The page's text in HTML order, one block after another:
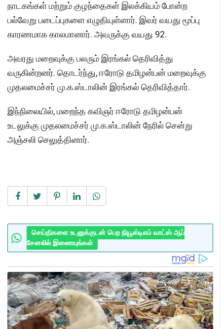
நாடகங்கள் மற்றும் குழந்தைகள் இலக்கியம் போன்ற
பல்வேறு படைப்புகளை எழுதியுள்ளார். இவர் வயது மூப்பு
காரணமாக காலமானார். அவருக்கு வயது 92.
அவரது மறைவுக்கு பலரும் இரங்கல் தெரிவித்து
வருகின்றனர். தொடர்ந்து, ஈரோடு தமிழன்பன் மறைவுக்கு
முதலமைச்சர் மு.க.ஸ்டாலின் இரங்கல் தெரிவித்தார்.
இந்நிலையில், மறைந்த கவிஞர் ஈரோடு தமிழன்பன்
உடலுக்கு முதலமைச்சர் மு.க.ஸ்டாலின் நேரில் சென்று
அஞ்சலி செலுத்தினார்.
செய்திகளை உடனுக்குடன் பெற நியூஸ்டிஎம் வாட்ஸ் ஆப்
சேனலில் இணையுங்கள்